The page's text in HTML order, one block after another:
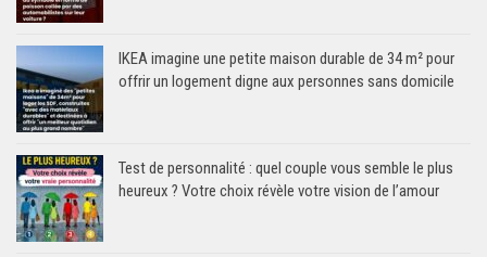
IKEA imagine une petite maison durable de 34 m² pour
offrir un logement digne aux personnes sans domicile
Test de personnalité : quel couple vous semble le plus
heureux ? Votre choix révèle votre vision de l’amour